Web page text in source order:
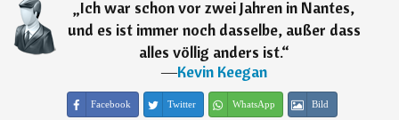
„Ich war schon vor zwei Jahren in Nantes,
und es ist immer noch dasselbe, außer dass
alles völlig anders ist.“
―Kevin Keegan
Facebook Twitter WhatsApp Bild